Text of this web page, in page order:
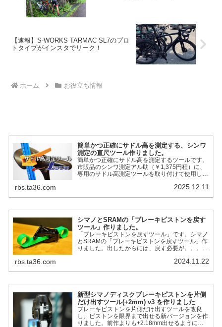
【速報】S-WORKS TARMAC SL7のプロ
トタイプがインスタでリーク！
ホーム お役立ち情報
簡単かつ正確にサドル高を測定する、シンワ
測定の直尺ツール作りました。
簡単かつ正確にサドル高を測定するツールです。
市販品のシンワ測定アル助（￥1,375円程）に、
専用のサドル高測定ツールを取り付けて使用しま
るようになりました。シンワ測定(Shinwa
Sokutei)￥1,375Amazon.c...
rbs.ta36.com 2025.12.11
シマノとSRAMの「ブレーキピストンを戻す
ツール」作りました。
「ブレーキピストンを戻すツール」です。シマノ
とSRAMの「ブレーキピストンを戻すツール」作
りました。出したからには、戻す必要が。。。で
だと。。。▶「ブレーキピストンを戻すツール」
るのかというと、出ているピス...
rbs.ta36.com 2024.11.22
新型シマノディスクブレーキピストンを片側
だけ出すツール(+2mm) v3 を作りました
ブレーキピストンを片側だけ出すツールを改良
し、ピストンを限界まで出せる新バージョンを作
りました。前作よりも+2.18mm出せるようにな